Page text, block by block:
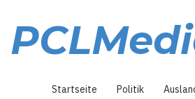
Inhalt
Startseite Politik